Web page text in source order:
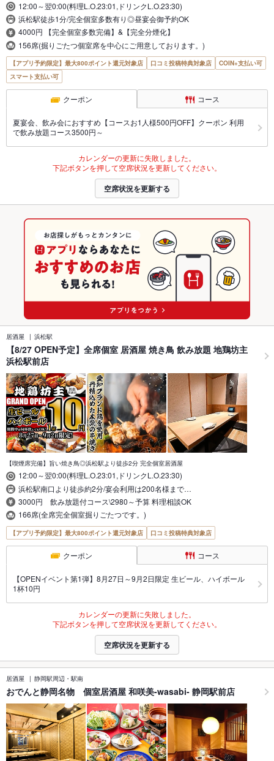
12:00～翌0:00(料理L.O.23:01,ドリンクL.O.23:30)
浜松駅徒歩1分/完全個室多数有り◎昼宴会御予約OK
4000円 【完全個室多数完備】&【完全分煙化】
156席(掘りごたつ個室席を中心にご用意しております。)
【アプリ予約限定】最大800ポイント還元対象店 口コミ投稿特典対象店
COIN+支払い可
スマート支払い可
クーポン コース
夏宴会、飲み会におすすめ【コースお1人様500円OFF】クーポン 利用
で飲み放題コース3500円～
カレンダーの更新に失敗しました。
下記ボタンを押して空席状況を更新してください。
空席状況を更新する
居酒屋 浜松駅
【8/27 OPEN予定】全席個室 居酒屋 焼き鳥 飲み放題 地鶏坊主
浜松駅前店
【喫煙席完備】旨い焼き鳥◎浜松駅より徒歩2分 完全個室居酒屋
12:00～翌0:00(料理L.O.23:01,ドリンクL.O.23:30)
浜松駅南口より徒歩約2分/宴会利用は200名様まで…
3000円 飲み放題付コース\2980～予算 料理相談OK
166席(全席完全個室掘りごたつです。)
【アプリ予約限定】最大800ポイント還元対象店 口コミ投稿特典対象店
クーポン コース
【OPENイベント第1弾】8月27日～9月2日限定 生ビール、ハイボール
1杯10円
カレンダーの更新に失敗しました。
下記ボタンを押して空席状況を更新してください。
空席状況を更新する
居酒屋 静岡駅周辺・駅南
おでんと静岡名物 個室居酒屋 和咲美-wasabi- 静岡駅前店